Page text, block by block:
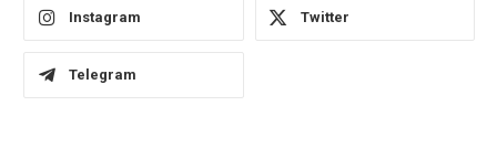
Instagram Twitter
Telegram